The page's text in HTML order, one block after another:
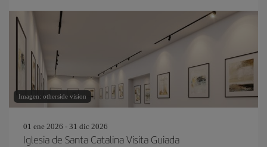
Imagen: otherside vision
01 ene 2026 - 31 dic 2026
Iglesia de Santa Catalina Visita Guiada